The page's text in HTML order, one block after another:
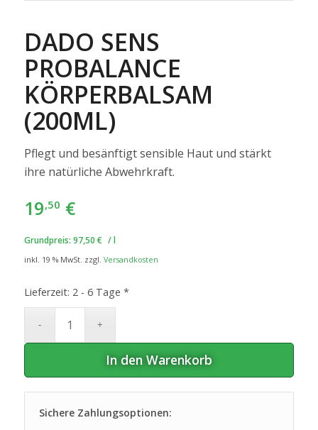
DADO SENS
PROBALANCE
KÖRPERBALSAM
(200ML)
Pflegt und besänftigt sensible Haut und stärkt
ihre natürliche Abwehrkraft.
19,50 €
Grundpreis: 97,50 € /l
inkl. 19 % MwSt. zzgl. Versandkosten
Lieferzeit: 2 - 6 Tage *
In den Warenkorb
Sichere Zahlungsoptionen: